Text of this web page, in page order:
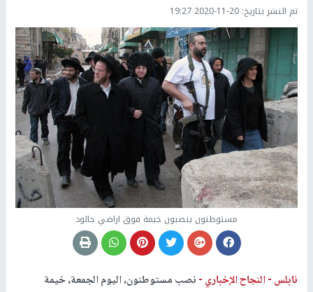
تم النشر بتاريخ: 2020-11-20 19:27
مستوطنون ينصبون خيمة فوق اراضي جالود
نابلس -النجاح الإخباري -نصب مستوطنون، اليوم الجمعة، خيمة